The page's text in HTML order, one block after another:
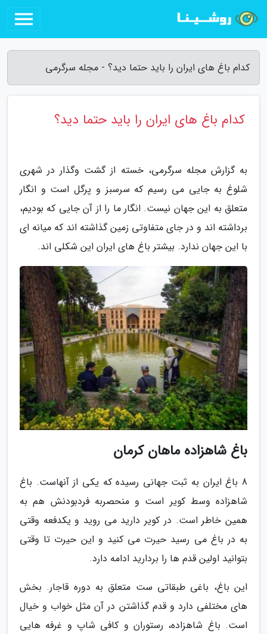
کدام باغ های ایران را باید حتما دید؟ - مجله سرگرمی
کدام باغ های ایران را باید حتما دید؟
به گزارش مجله سرگرمی، خسته از گشت وگذار در شهری
شلوغ به جایی می رسیم که سرسبز و پرگل است و انگار
متعلق به این جهان نیست. انگار ما را از آن جایی که بودیم،
برداشته اند و در جای متفاوتی زمین گذاشته اند که میانه ای
با این جهان ندارد. بیشتر باغ های ایران این شکلی اند.
باغ شاهزاده ماهان کرمان
8 باغ ایران به ثبت جهانی رسیده که یکی از آنهاست. باغ
شاهزاده وسط کویر است و منحصربه فردبودنش هم به
همین خاطر است. در کویر دارید می روید و یکدفعه وقتی
به در باغ می رسید حیرت می کنید و این حیرت تا وقتی
بتوانید اولین قدم ها را بردارید ادامه دارد.
این باغ، باغی طبقاتی ست متعلق به دوره قاجار. بخش
های مختلفی دارد و قدم گذاشتن در آن مثل خواب و خیال
است. باغ شاهزاده، رستوران و کافی شاپ و غرفه هایی